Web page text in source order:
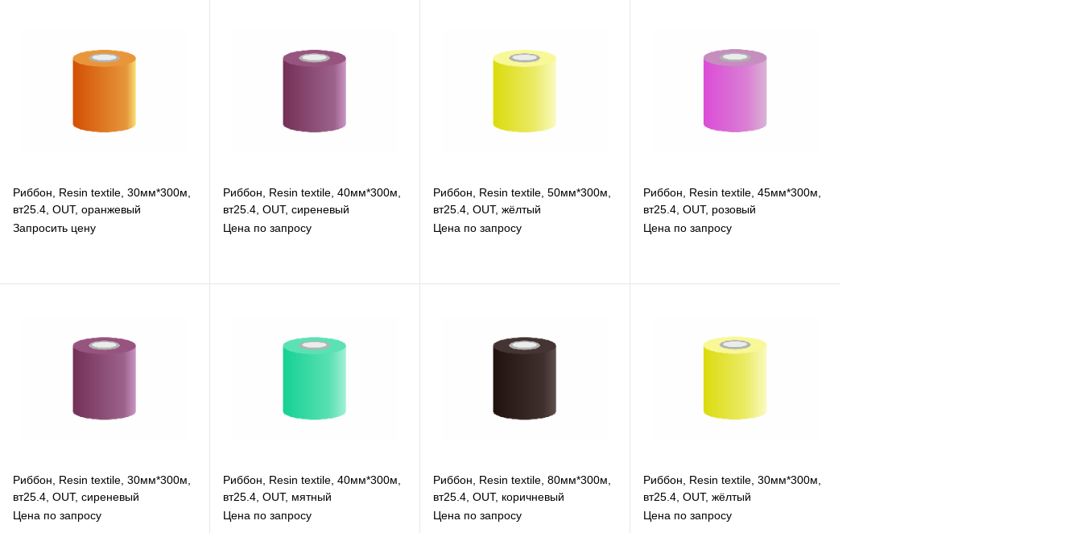
Риббон, Resin textile, 30мм*300м,
вт25.4, OUT, оранжевый
Запросить цену
К сравнению
Под заказ
Риббон, Resin textile, 40мм*300м,
вт25.4, OUT, сиреневый
Цена по запросу
К сравнению
Под заказ
Риббон, Resin textile, 50мм*300м,
вт25.4, OUT, жёлтый
Цена по запросу
К сравнению
Под заказ
Риббон, Resin textile, 45мм*300м,
вт25.4, OUT, розовый
Цена по запросу
К сравнению
Под заказ
Риббон, Resin textile, 30мм*300м,
вт25.4, OUT, сиреневый
Цена по запросу
Риббон, Resin textile, 40мм*300м,
вт25.4, OUT, мятный
Цена по запросу
Риббон, Resin textile, 80мм*300м,
вт25.4, OUT, коричневый
Цена по запросу
Риббон, Resin textile, 30мм*300м,
вт25.4, OUT, жёлтый
Цена по запросу